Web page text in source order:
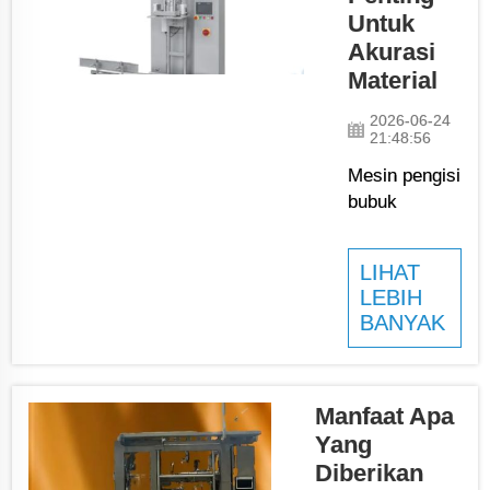
JCN merasa
bangga bergabung
dalam tren
menarik ini.
Dengan mesin
pengemas
otomatis kami,
bisnis dapat
Untuk
Akurasi
Material
2026-06-24
21:48:56
Mesin pengisi
bubuk
sangat
penting di
berbagai
industri.
mengisi
wadah
dengan
LIHAT
LEBIH
BANYAK
Manfaat Apa
Yang
Diberikan